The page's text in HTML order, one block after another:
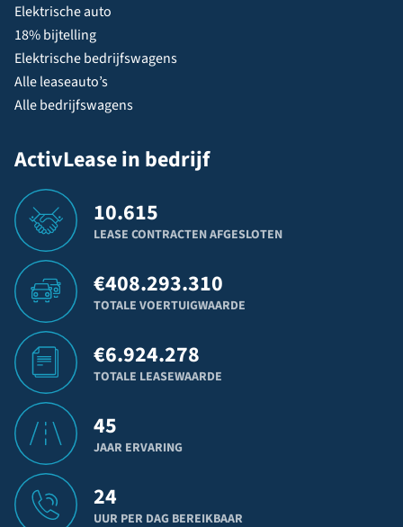
Elektrische auto
18% bijtelling
Elektrische bedrijfswagens
Alle leaseauto’s
Alle bedrijfswagens
ActivLease in bedrijf
10.615
LEASE CONTRACTEN AFGESLOTEN
€408.293.310
TOTALE VOERTUIGWAARDE
€6.924.278
TOTALE LEASEWAARDE
45
JAAR ERVARING
24
UUR PER DAG BEREIKBAAR